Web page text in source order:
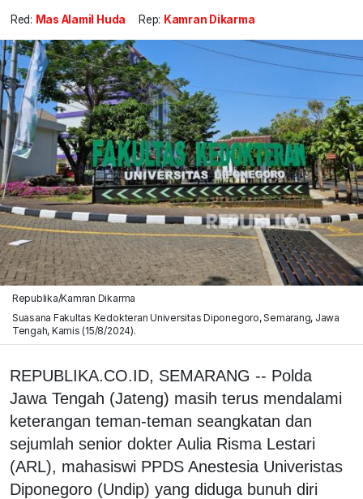
Red: Mas Alamil Huda Rep: Kamran Dikarma
Republika/Kamran Dikarma
Suasana Fakultas Kedokteran Universitas Diponegoro, Semarang, Jawa
Tengah, Kamis (15/8/2024).
REPUBLIKA.CO.ID, SEMARANG -- Polda
Jawa Tengah (Jateng) masih terus mendalami
keterangan teman-teman seangkatan dan
sejumlah senior dokter Aulia Risma Lestari
(ARL), mahasiswi PPDS Anestesia Univeristas
Diponegoro (Undip) yang diduga bunuh diri